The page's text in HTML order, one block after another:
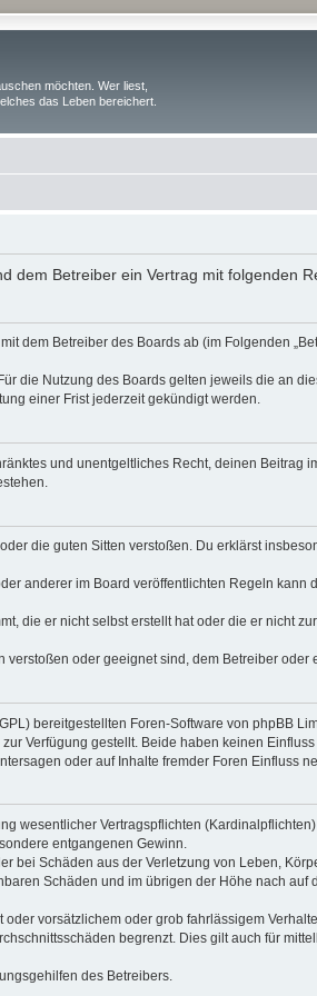
möchten. Wer liest,
das Leben bereichert.
dem Betreiber ein Vertrag mit folgenden
dem Betreiber des Boards ab (im Folgenden
die Nutzung des Boards gelten jeweils die an
einer Frist jederzeit gekündigt werden.
und unentgeltliches Recht, deinen Beitrag
die guten Sitten verstoßen. Du erklärst
anderer im Board veröffentlichten Regeln kann
die er nicht selbst erstellt hat oder die er nicht
oder geeignet sind, dem Betreiber oder
bereitgestellten Foren-Software von phpBB
Verfügung gestellt. Beide haben keinen
oder auf Inhalte fremder Foren Einfluss
wesentlicher Vertragspflichten
entgangenen Gewinn.
bei Schäden aus der Verletzung von Leben,
Schäden und im übrigen der Höhe nach auf
vorsätzlichem oder grob fahrlässigem
begrenzt. Dies gilt auch für
des Betreibers.